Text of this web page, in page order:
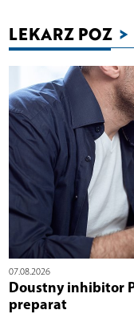
LEKARZ POZ >
07.08.2026
Doustny inhibitor
preparat